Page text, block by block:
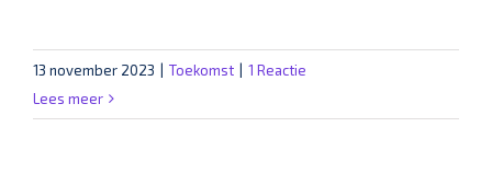
13 november 2023 Toekomst
1 Reactie
Lees meer